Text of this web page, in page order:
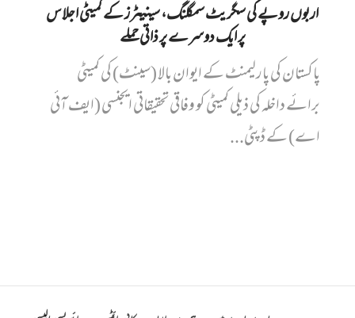
اربوں روپے کی سگریٹ سمگلنگ، سینیٹرز کے کمیٹی اجلاس
پر ایک دوسرے پر ذاتی حملے
پاکستان کی پارلیمنٹ کے ایوان بالا (سینٹ) کی کمیٹی
برائے داخلہ کی ذیلی کمیٹی کو وفاقی تحقیقاتی ایجنسی (ایف آئی
اے) کے ڈپٹی...